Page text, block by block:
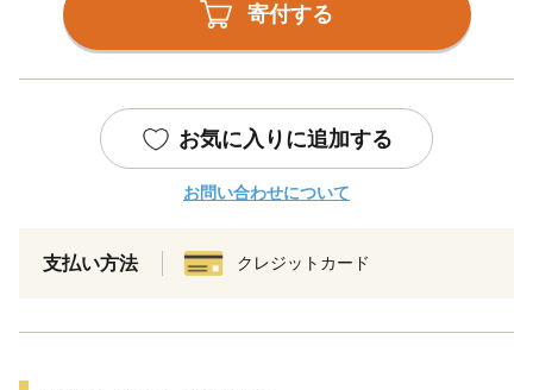
寄付する
お気に入りに追加する
お問い合わせについて
支払い方法 クレジットカード